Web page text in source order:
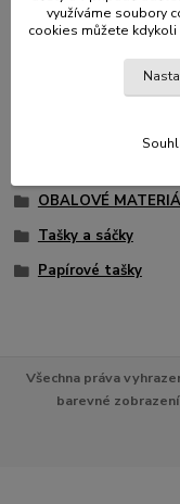
Rozměry: šířka 260
záložek 170 mm.
OBALOVÉ
Tašky a sáčky
Papírové tašky
Všechna práva
barevné
využíváme soubory
cookies můžete